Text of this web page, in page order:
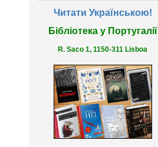
Читати Українською!
Бібліотека у Португалії
R. Saco 1, 1150-311 Lisboa